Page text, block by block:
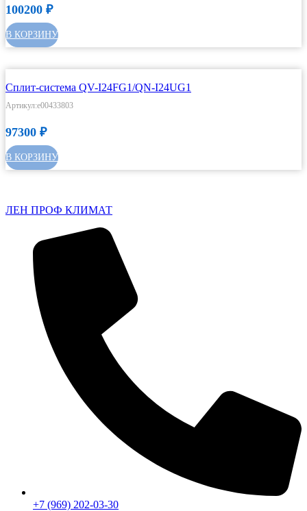
100200 ₽
В КОРЗИНУ
Сплит-система QV-I24FG1/QN-I24UG1
Артикул:e00433803
97300 ₽
В КОРЗИНУ
ЛЕН ПРОФ КЛИМАТ
+7 (969) 202-03-30